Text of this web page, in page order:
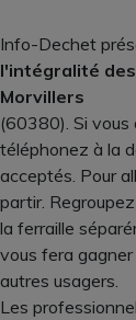
Info-Dechet
l'intégralité
Morvillers
(60380). Si vous
téléphonez à la
acceptés. Pour
partir.
la ferraille
vous fera
autres usagers.
Les